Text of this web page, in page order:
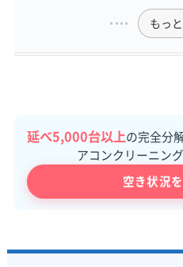
もっ
延べ5,000台以上の完全分
アコンクリーニン
空き状況